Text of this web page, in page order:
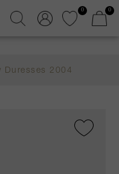
0 0
Duresses 2004